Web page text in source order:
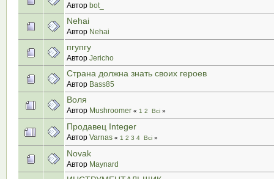
Автор bot_
Nehai
Автор Nehai
пгупгу
Автор Jericho
Страна должна знать своих героев
Автор Bass85
Воля
Автор Mushroomer « 1 2 Всі »
Продавец Integer
Автор Varnas « 1 2 3 4 Всі »
Novak
Автор Maynard